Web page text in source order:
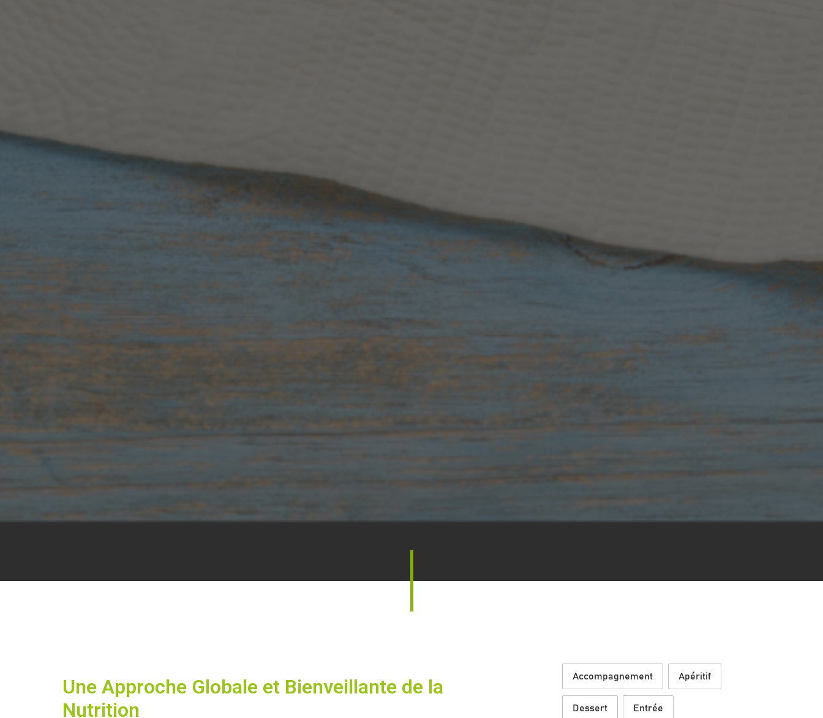
Une Approche Globale et Bienveillante de la
Nutrition
Accompagnement Apéritif
Dessert Entrée